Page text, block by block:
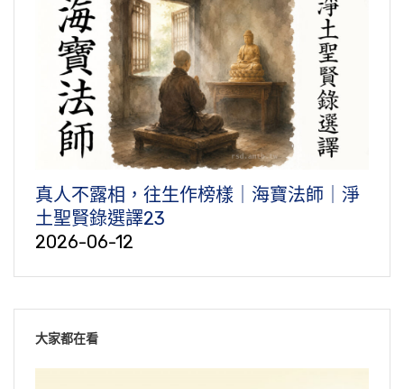
真人不露相，往生作榜樣｜海寶法師｜淨
土聖賢錄選譯23
2026-06-12
大家都在看